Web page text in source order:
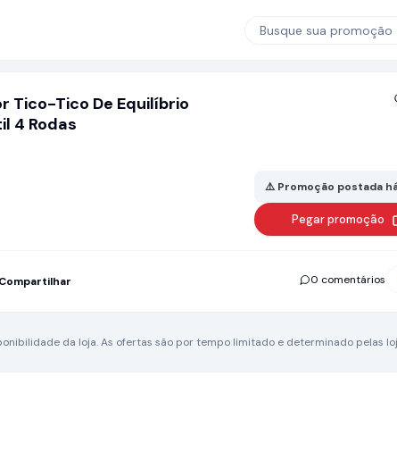
Busque sua promoção
Tico-Tico‎‎ De‎‎ Equilíbrio‎‎
4‎‎‎ Rodas‎
⚠️ Promoção postada
Pegar promoção
Compartilhar 0 comentários
da loja. As ofertas são por tempo limitado e determinado pelas